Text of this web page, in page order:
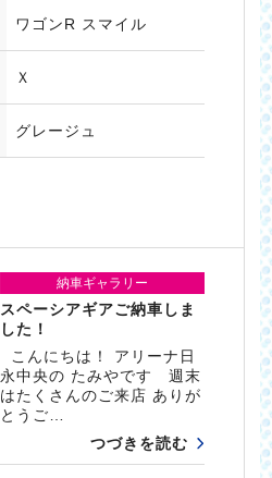
ワゴンR スマイル
Ｘ
グレージュ
納車ギャラリー
スペーシアギアご納車しま
した！
こんにちは！ アリーナ日
永中央の たみやです 週末
はたくさんのご来店 ありが
とうご…
つづきを読む